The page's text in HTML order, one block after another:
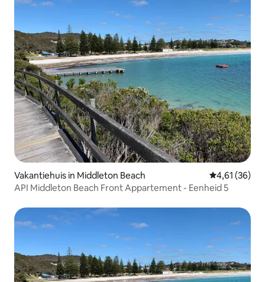
Vakantiehuis in Middleton Beach Gemiddelde
4,61 (36)
API Middleton Beach Front Appartement - Eenheid 5